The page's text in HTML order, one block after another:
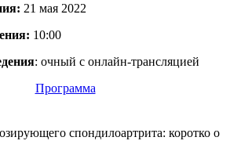
21 мая 2022
10:00
: очный с онлайн-трансляцией
Программа
спондилоартрита: коротко о